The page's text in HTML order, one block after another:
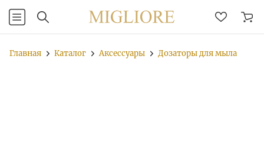
Главная Каталог Аксессуары Дозаторы для мыла